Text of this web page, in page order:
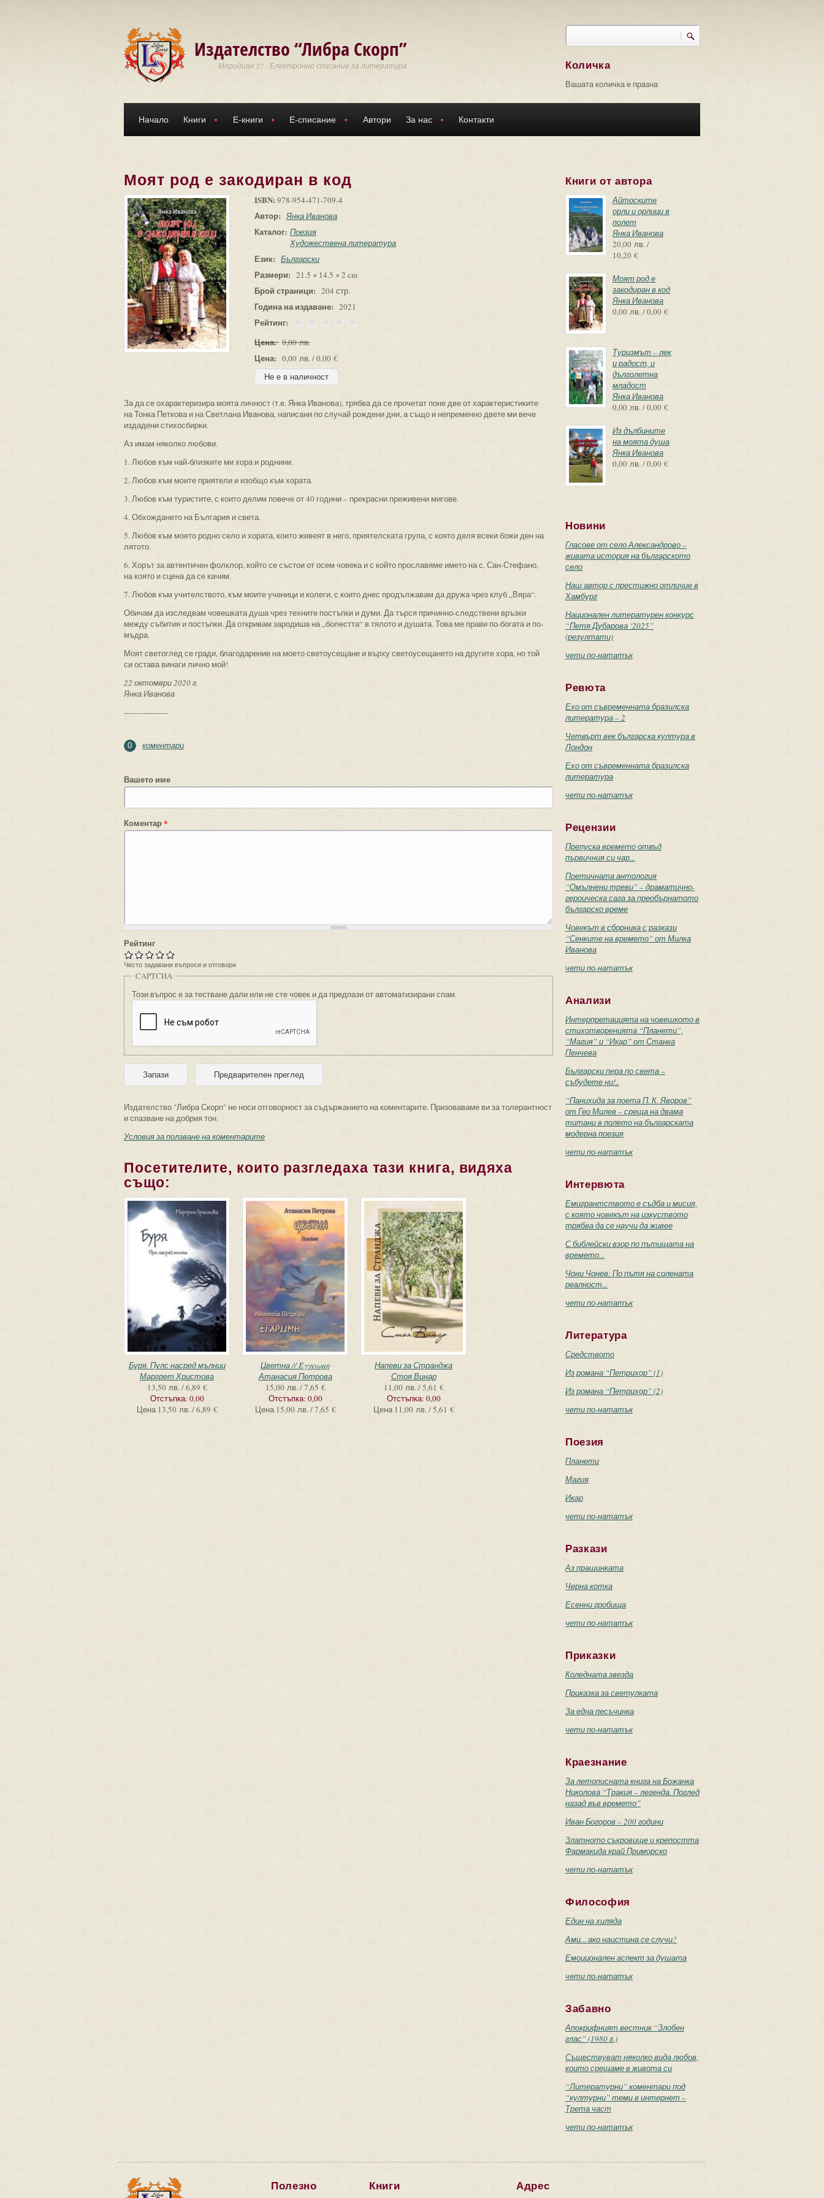
Издателство “Либра Скорп”
Меридиан 27 - Електронно списание за литература
Търси
Количка
Вашата количка е празна
Начало Книги Е-книги Е-списание Автори За нас Контакти
Моят род е закодиран в код
ISBN: 978-954-471-709-4
Автор: Янка Иванова
Каталог: Поезия
Художествена литература
Език: Български
Размери: 21.5 × 14.5 × 2 cm
Брой страници: 204 стр.
Година на издаване: 2021
Рейтинг:
Цена: 0,00 лв.
Цена: 0,00 лв. / 0,00 €
За да се охарактеризира моята личност (т.е. Янка Иванова), трябва да се прочетат поне две от характеристиките
на Тонка Петкова и на Светлана Иванова, написани по случай рождени дни, а също и непременно двете ми вече
издадени стихосбирки.
Аз имам няколко любови.
1. Любов към най-близките ми хора и роднини.
2. Любов към моите приятели и изобщо към хората.
3. Любов към туристите, с които делим повече от 40 години – прекрасни преживени мигове.
4. Обхождането на България и света.
5. Любов към моето родно село и хората, които живеят в него, приятелската група, с която деля всеки божи ден на
лятото.
6. Хорът за автентичен фолклор, който се състои от осем човека и с който прославяме името на с. Сан-Стефано,
на която и сцена да се качим.
7. Любов към учителството, към моите ученици и колеги, с които днес продължавам да дружа чрез клуб „Вяра“.
Обичам да изследвам човешката душа чрез техните постъпки и думи. Да търся причинно-следствени връзки
между събития и постъпки. Да откривам зародиша на „болестта“ в тялото и душата. Това ме прави по-богата и по-
мъдра.
Моят светоглед се гради, благодарение на моето светоусещане и върху светоусещането на другите хора, но той
си остава винаги лично мой!
22 октомври 2020 г.
Янка Иванова
------------------
0 коментари
Вашето име
Коментар*
Рейтинг
Често задавани въпроси и отговори
CAPTCHA
Този въпрос е за тестване дали или не сте човек и да предпази от автоматизирани спам.
Издателство "Либра Скорп" не носи отговорност за съдържанието на коментарите. Призоваваме ви за толерантност
и спазване на добрия тон.
Условия за ползване на коментарите
Посетителите, които разгледаха тази книга, видяха
също:
Буря. Пулс насред мълнии
Маргрет Христова
13,50 лв. / 6,89 €
Отстъпка: 0,00
Цена 13,50 лв. / 6,89 €
Цветна // Έγχρωμη
Атанасия Петрова
15,00 лв. / 7,65 €
Отстъпка: 0,00
Цена 15,00 лв. / 7,65 €
Напеви за Странджа
Стоя Винар
11,00 лв. / 5,61 €
Отстъпка: 0,00
Цена 11,00 лв. / 5,61 €
Книги от автора
Айтоските
орли и орлици в
полет
Янка Иванова
20,00 лв. /
10,20 €
Моят род е
закодиран в код
Янка Иванова
0,00 лв. / 0,00 €
Туризмът – лек
и радост, и
дълголетна
младост
Янка Иванова
0,00 лв. / 0,00 €
Из дълбините
на моята душа
Янка Иванова
0,00 лв. / 0,00 €
Новини
Гласове от село Александрово –
живата история на българското
село
Наш автор с престижно отличие в
Хамбург
Национален литературен конкурс
“Петя Дубарова ‘2025”
(резултати)
чети по-нататък
Ревюта
Ехо от съвременната бразилска
литература – 2
Четвърт век българска култура в
Лондон
Ехо от съвременната бразилска
литература
чети по-нататък
Рецензии
Препуска времето отвъд
първичния си чар...
Поетичната антология
“Омълнени треви” – драматично-
героическа сага за преобърнатото
българско време
Човекът в сборника с разкази
“Сенките на времето” от Милка
Иванова
чети по-нататък
Анализи
Интерпретацията на човешкото в
стихотворенията “Планети”,
“Магия” и “Икар” от Станка
Пенчева
Български пера по света –
събудете ни!..
“Панихида за поета П. К. Яворов”
от Гео Милев – среща на двама
титани в полето на българската
модерна поезия
чети по-нататък
Интервюта
Емигрантството е съдба и мисия,
с която човекът на изкуството
трябва да се научи да живее
С библейски взор по пътищата на
времето...
Чони Чонев: По пътя на солената
реалност...
чети по-нататък
Литература
Средството
Из романа “Петрихор” (1)
Из романа “Петрихор” (2)
чети по-нататък
Поезия
Планети
Магия
Икар
чети по-нататък
Разкази
Аз прашинката
Черна котка
Есенни гробища
чети по-нататък
Приказки
Коледната звезда
Приказка за светулката
За една песъчинка
чети по-нататък
Краезнание
За летописната книга на Божанка
Николова “Тракия – легенда. Поглед
назад във времето”
Иван Богоров – 200 години
Златното съкровище и крепостта
Фармакида край Приморско
чети по-нататък
Философия
Един на хиляда
Ами... ако наистина се случи?
Емоционален аспект за душата
чети по-нататък
Забавно
Апокрифният вестник “Злобен
глас” (1980 г.)
Съществуват няколко вида любов,
които срещаме в живота си
“Литературни” коментари под
“културни” теми в интернет –
Трета част
чети по-нататък
Полезно Книги Адрес